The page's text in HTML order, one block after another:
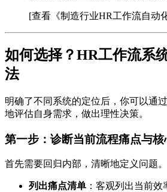
[查看《制造行业HR工作流自动
如何选择？HR工作流系
法
明确了不同系统的定位后，你可以通
地评估自身需求，做出理性决策。
第一步：诊断当前流程痛点与核
首先需要回归内部，清晰地定义问题。
列出痛点清单 ：客观列出当前效